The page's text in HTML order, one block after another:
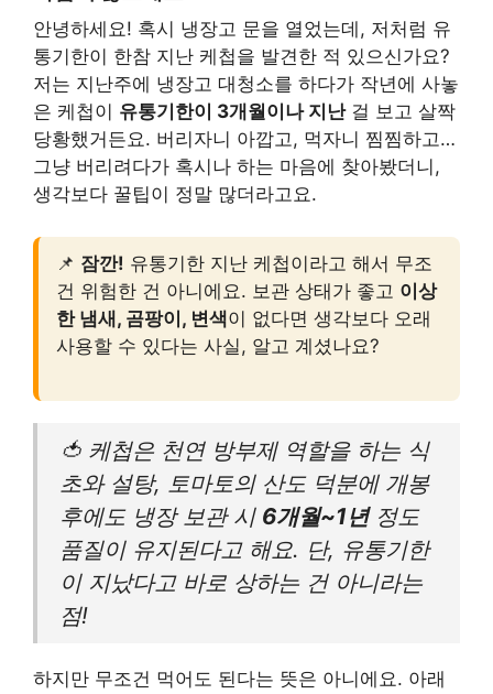
안녕하세요! 혹시 냉장고 문을 열었는데, 저처럼 유
통기한이 한참 지난 케첩을 발견한 적 있으신가요?
저는 지난주에 냉장고 대청소를 하다가 작년에 사놓
은 케첩이 유통기한이 3개월이나 지난걸 보고 살짝
당황했거든요. 버리자니 아깝고, 먹자니 찜찜하고…
그냥 버리려다가 혹시나 하는 마음에 찾아봤더니,
생각보다 꿀팁이 정말 많더라고요.
📌 잠깐! 유통기한 지난 케첩이라고 해서 무조
건 위험한 건 아니에요. 보관 상태가 좋고 이상
한 냄새, 곰팡이, 변색이 없다면 생각보다 오래
사용할 수 있다는 사실, 알고 계셨나요?
🍅 케첩은 천연 방부제 역할을 하는 식
초와 설탕, 토마토의 산도 덕분에 개봉
후에도 냉장 보관 시 6개월~1년정도
품질이 유지된다고 해요. 단, 유통기한
이 지났다고 바로 상하는 건 아니라는
점!
하지만 무조건 먹어도 된다는 뜻은 아니에요. 아래